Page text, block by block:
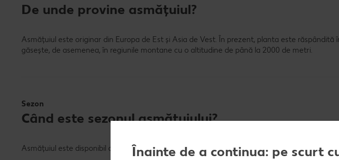
De unde provine asmățuiul?
Asmățuiul este originar din Europa de Est și Asia de Vest. În prezent, planta este răspândită
găsește, de asemenea, în regiunile montane cu o altitudine de până la 2000 de metri.
Sezon
Când este sezonul asmățuiului?
Asmățuiul este disponibil din martie până în august.Înainte de a continua: pe scurt